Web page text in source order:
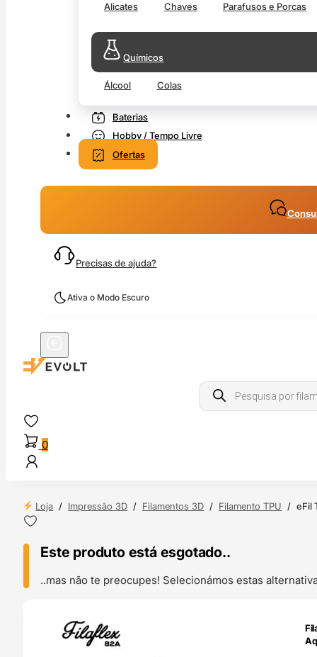
Alicates Chaves Parafusos e Porcas
Químicos
Álcool Colas
Baterias
Hobby / Tempo Livre
Ofertas
Precisas de ajuda?
Ativa o Modo Escuro
Products
search
0
Loja / Impressão 3D / Filamentos 3D / Filamento TPU / eFil
Este produto está esgotado..
..mas não te preocupes! Selecionámos estas